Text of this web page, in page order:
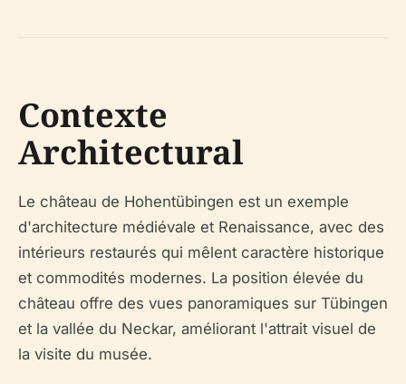
Contexte
Architectural
Le château de Hohentübingen est un exemple
d'architecture médiévale et Renaissance, avec des
intérieurs restaurés qui mêlent caractère historique
et commodités modernes. La position élevée du
château offre des vues panoramiques sur Tübingen
et la vallée du Neckar, améliorant l'attrait visuel de
la visite du musée.